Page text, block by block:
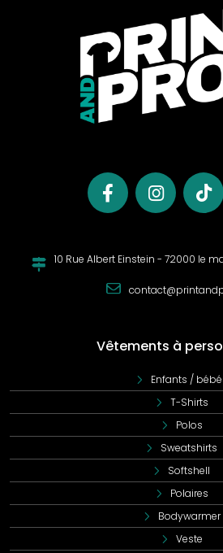
10 Rue Albert Einstein - 72000 le
Vêtements à
Enfants /
T-Shirts
Polos
Sweatshirts
Softshell
Polaires
Bodywarmer
Veste